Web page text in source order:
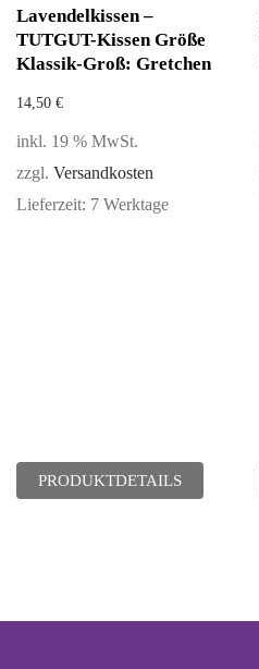
Lavendelkissen –
TUTGUT-Kissen Größe
Klassik-Groß: Gretchen
14,50 €
inkl. 19 % MwSt.
zzgl. Versandkosten
Lieferzeit: 7 Werktage
PRODUKTDETAILS